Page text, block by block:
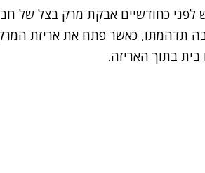
תושב רמת גן בן 72, רכש לפני כחודשיים אבקת מרק
תדהמתו, כאשר פתח את אריזת
בתוך האריזה.